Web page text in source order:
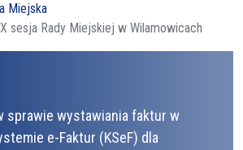
Miejska
sesja Rady Miejskiej w Wilamowicach
sprawie wystawiania faktur w
e-Faktur (KSeF) dla